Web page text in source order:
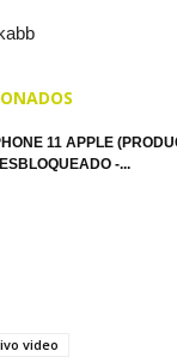
11 APPLE
-...
video